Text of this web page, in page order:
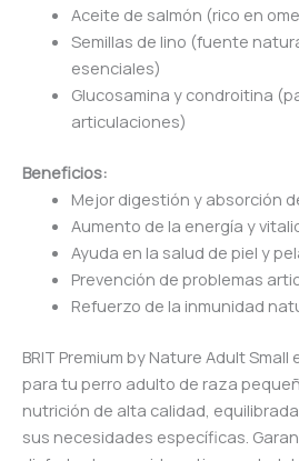
Aceite de salmón (rico en
Semillas de lino (fuente
esenciales)
Glucosamina y condroitina
articulaciones)
Beneficios:
Mejor digestión y absorción
Aumento de la energía y
Ayuda en la salud de piel y
Prevención de problemas
Refuerzo de la inmunidad
BRIT Premium by Nature Adult
para tu perro adulto de raza
nutrición de alta calidad,
sus necesidades específicas.